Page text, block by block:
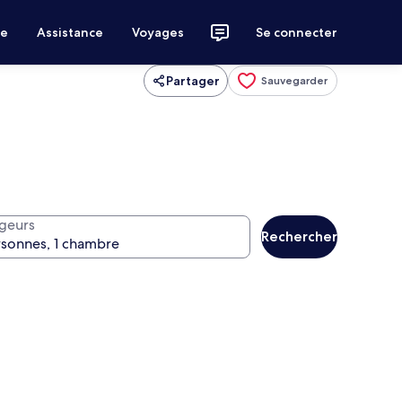
Assistance Voyages Se connecter
Partager Sauvegarder
Rechercher